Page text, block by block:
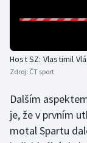
Rychlostní
Short track
Sportovní
Host SZ: Vlastimil
Zdroj: ČT sport
Dalším
je, že v prvním
motal Spartu